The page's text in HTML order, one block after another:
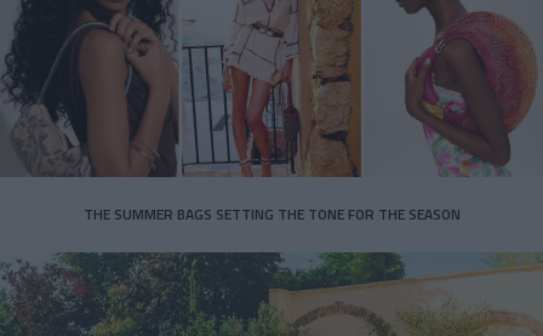
THE SUMMER BAGS SETTING THE TONE FOR THE SEASON